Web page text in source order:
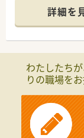
■品目数は
■管理薬剤
詳細を
わたしたち
りの職場を